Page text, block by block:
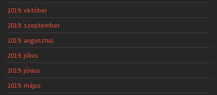
2019. október
2019. szeptember
2019. augusztus
2019. július
2019. június
2019. május